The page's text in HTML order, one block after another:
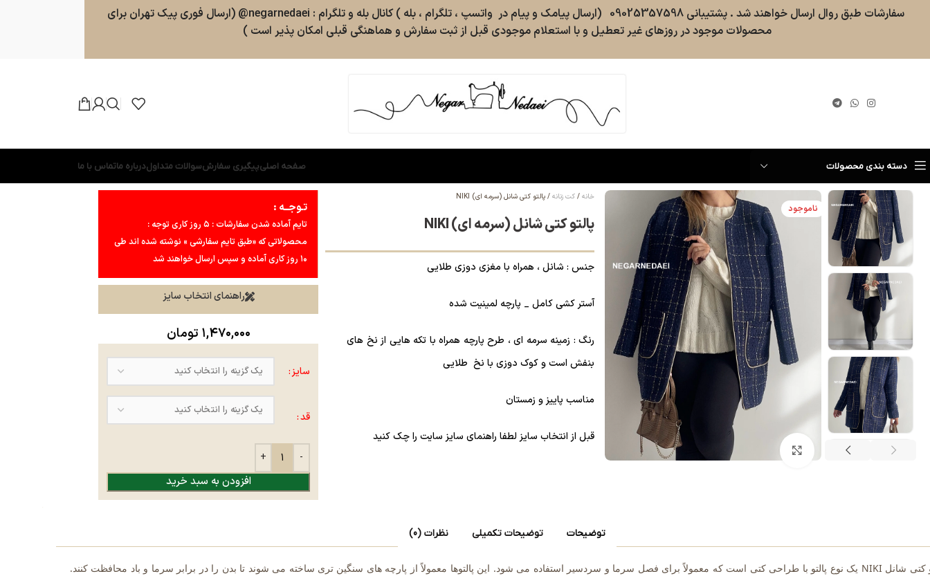
دسته بندی محصولات صفحه اصلیپیگیری سفارشسوالات متداولدرباره ماتماس با ما
ناموجود
بزرگنمایی تصویر
خانه کت زنانه پالتو کتی شانل (سرمه ای) NIKI
پالتو کتی شانل (سرمه ای) NIKI
جنس : شانل ، همراه با مغزی دوزی طلایی
آستر کشی کامل _ پارچه لمینیت شده
رنگ : زمینه سرمه ای ، طرح پارچه همراه با تکه هایی از نخ های
بنفش است و کوک دوزی با نخ طلایی
مناسب پاییز و زمستان
‌قبل از انتخاب سایز لطفا راهنمای سایز سایت را چک کنید
تـوجــه :
تایم آماده شدن سفارشات : ۵ روز کاری توجه :
محصولاتی که «طبق تایم سفارشی » نوشته شده اند طی
۱۰ روز کاری آماده و سپس ارسال خواهند شد
راهنمای انتخاب سایز
۱,۴۷۰,۰۰۰ تومان
سایز
قد
افزودن به سبد خرید
توضیحات توضیحات تکمیلی نظرات (0)
پالتو کتی شانل NIKI یک نوع پالتو با طراحی کتی است که معمولاً برای فصل سرما و سردسیر استفاده می شود. این پالتوها معمولاً از پارچه های سنگین تری ساخته می شوند تا بدن را در برابر سرما و باد محافظت کنند.
سفارشات طبق روال ارسال خواهند شد . پشتیبانی 09025357598 (ارسال پیامک و پیام در واتسپ ، تلگرام ، بله ) کانال بله و تلگرام : negarnedaei@ (ارسال فوری پیک تهران برای
محصولات موجود در روزهای غیر تعطیل و با استعلام موجودی قبل از ثبت سفارش و هماهنگی قبلی امکان پذیر است )